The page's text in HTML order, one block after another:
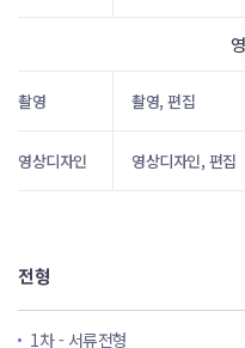
촬영 촬영, 편집
영상디자인 영상디자인, 편집
전형
1차 - 서류전형